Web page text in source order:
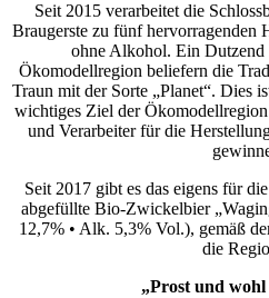
Seit 2015 verarbeitet die
Braugerste zu fünf hervorragenden
ohne Alkohol. Ein
Ökomodellregion beliefern die
Traun mit der Sorte „Planet“. Dies
wichtiges Ziel der
und Verarbeiter für die
Seit 2017 gibt es das eigens für
abgefüllte Bio-Zwickelbier
12,7% • Alk. 5,3% Vol.), gemäß
die
„Prost und